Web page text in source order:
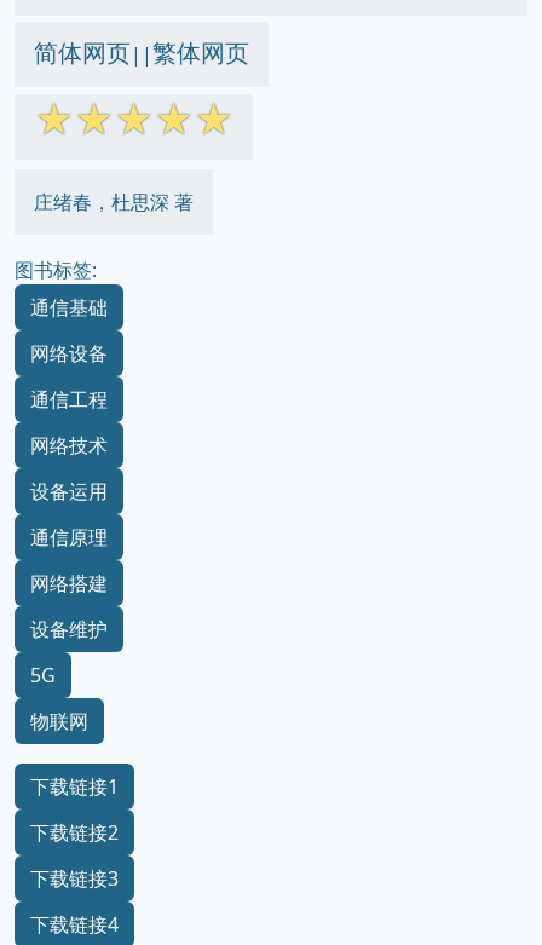
简体网页||繁体网页
☆☆☆☆☆
庄绪春，杜思深 著
图书标签:
通信基础
网络设备
通信工程
网络技术
设备运用
通信原理
网络搭建
设备维护
5G
物联网
下载链接1
下载链接2
下载链接3
下载链接4